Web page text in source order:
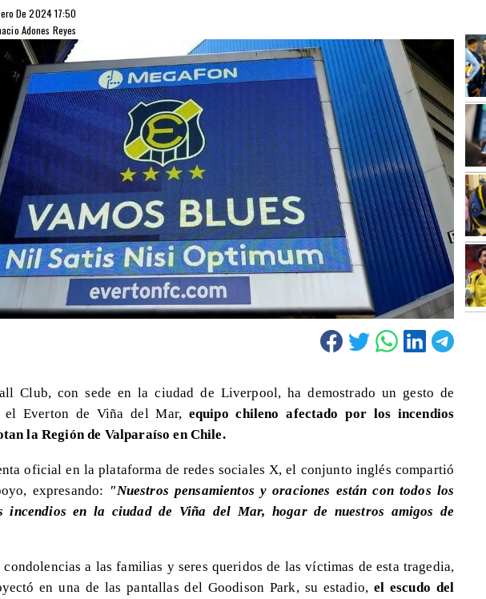
De 2024 17:50
Adones Reyes
Club, con sede en la ciudad de Liverpool, ha demostrado un gesto de
el Everton de Viña del Mar, equipo chileno afectado por los incendios
la Región de Valparaíso en Chile.
oficial en la plataforma de redes sociales X, el conjunto inglés compartió
expresando: "Nuestros pensamientos y oraciones están con todos los
incendios en la ciudad de Viña del Mar, hogar de nuestros amigos de
a las familias y seres queridos de las víctimas de esta tragedia,
en una de las pantallas del Goodison Park, su estadio, el escudo del